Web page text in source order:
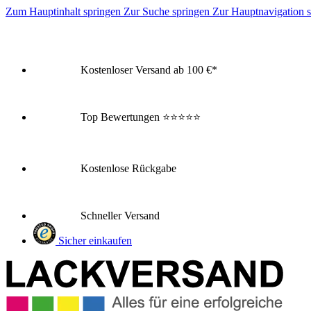
Zum Hauptinhalt springen Zur Suche springen Zur Hauptnavigation
Kostenloser Versand ab 100 €*
Top Bewertungen ⭐⭐⭐⭐⭐
Kostenlose Rückgabe
Schneller Versand
Sicher einkaufen